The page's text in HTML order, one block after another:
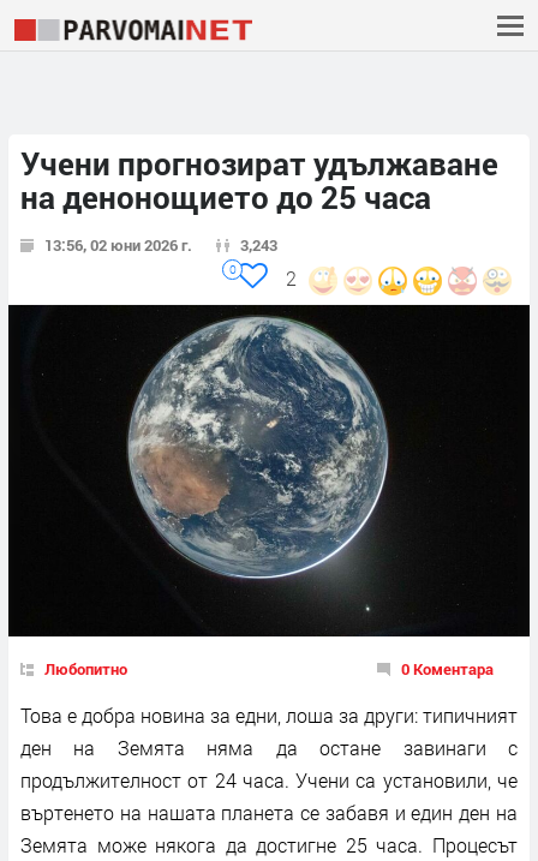
Учени прогнозират удължаване
на денонощието до 25 часа
13:56, 02 юни 2026 г. 3,243
2
0
Любопитно 0 Коментара
Това е добра новина за едни, лоша за други: типичният
ден на Земята няма да остане завинаги с
продължителност от 24 часа. Учени са установили, че
въртенето на нашата планета се забавя и един ден на
Земята може някога да достигне 25 часа. Процесът